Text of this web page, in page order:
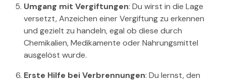
Umgang mit Vergiftungen: Du wirst in die Lage
versetzt, Anzeichen einer Vergiftung zu erkennen
und gezielt zu handeln, egal ob diese durch
Chemikalien, Medikamente oder Nahrungsmittel
ausgelöst wurde.
Erste Hilfe bei Verbrennungen: Du lernst, den